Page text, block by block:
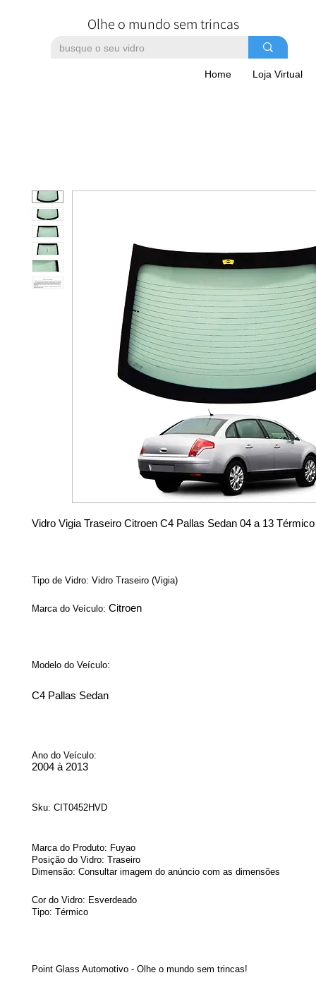
Olhe o mundo sem trincas
Home Loja Virtual
Vidro Vigia Traseiro Citroen C4 Pallas Sedan 04 a 13 Térmico
Tipo de Vidro: Vidro Traseiro (Vigia)
Marca do Veículo: Citroen
Modelo do Veículo:
C4 Pallas Sedan
Ano do Veículo:
2004 à 2013
Sku: CIT0452HVD
Marca do Produto: Fuyao
Posição do Vidro: Traseiro
Dimensão: Consultar imagem do anúncio com as dimensões
Cor do Vidro: Esverdeado
Tipo: Térmico
Point Glass Automotivo - Olhe o mundo sem trincas!